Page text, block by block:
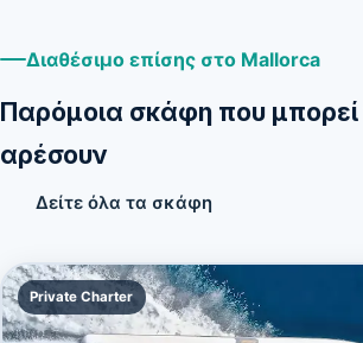
Διαθέσιμο επίσης στο Mallorca
Παρόμοια σκάφη που
αρέσουν
Δείτε όλα τα σκάφη
Private Charter